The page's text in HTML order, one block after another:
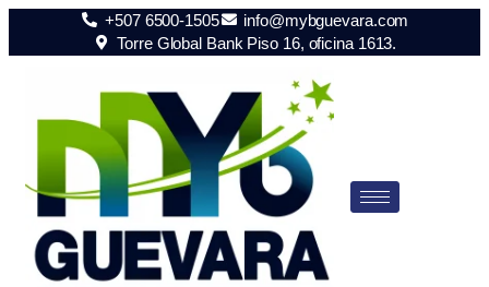
+507 6500-1505
info@mybguevara.com
Torre Global Bank Piso 16, oficina 1613.